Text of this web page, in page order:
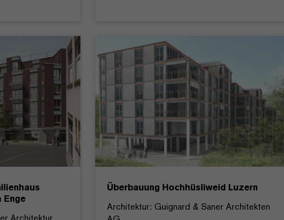
Enge
Überbauung Hochhüsliweid Luzern
Architektur: Guignard & Saner Architekten